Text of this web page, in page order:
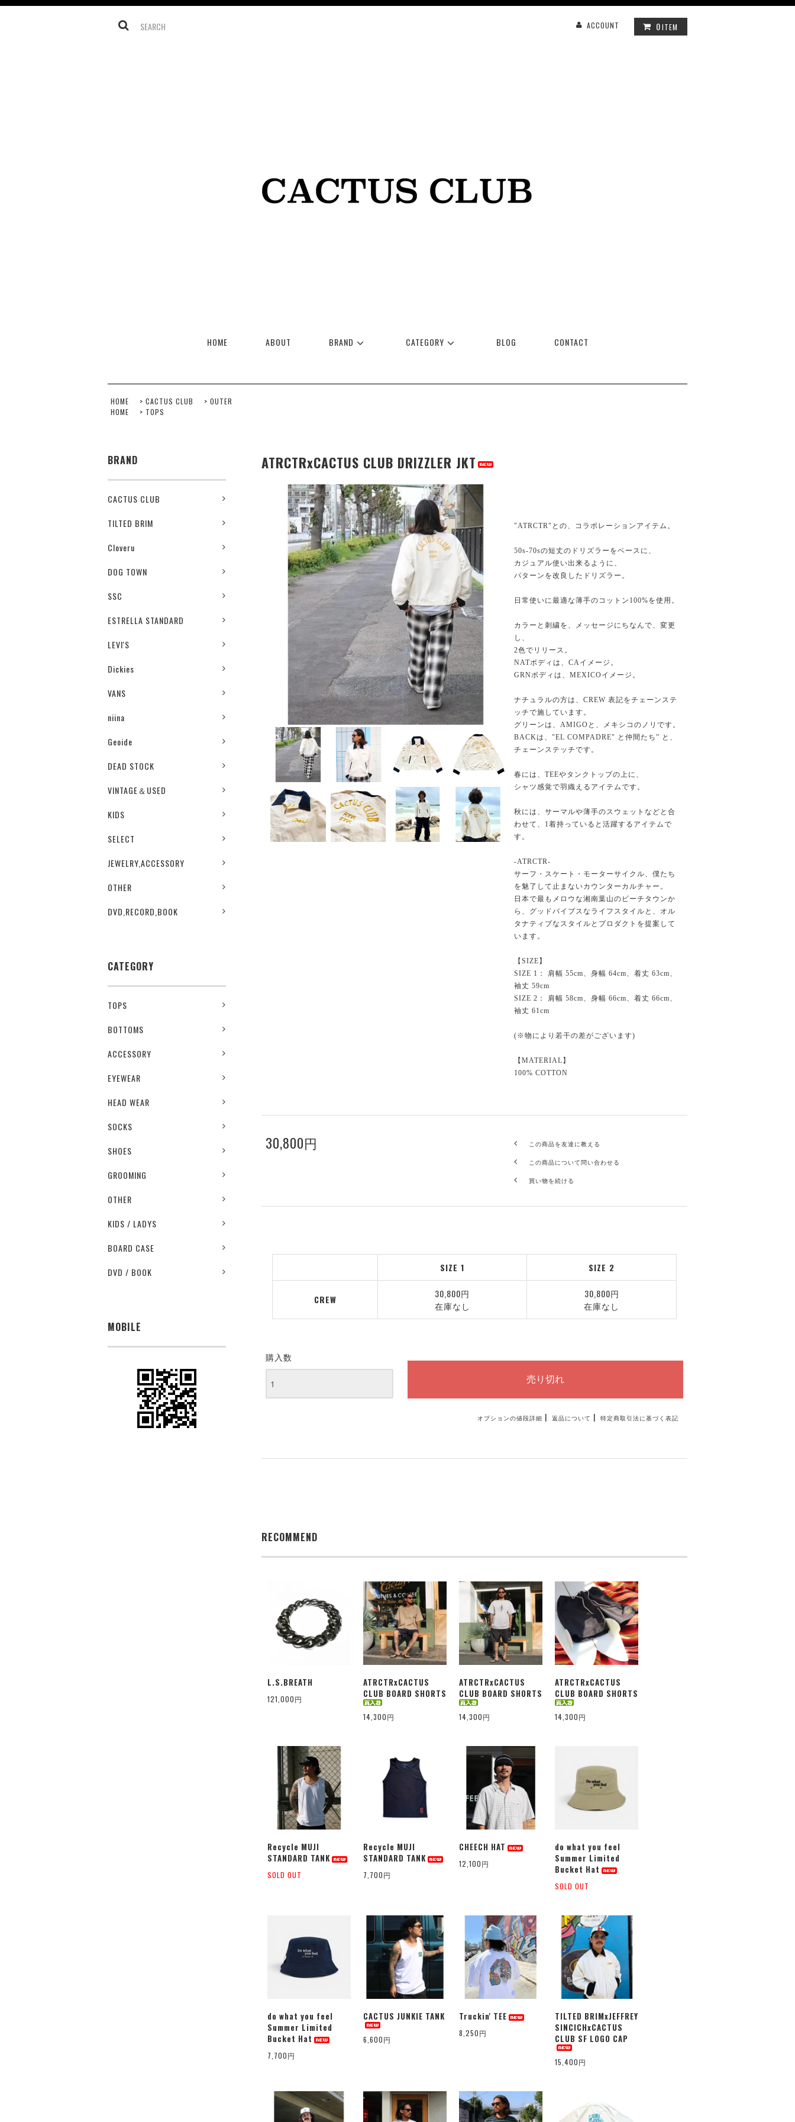
ACCOUNT 0ITEM
HOME ABOUT BRAND CATEGORY BLOG CONTACT
HOME > CACTUS CLUB > OUTER
HOME
> TOPS
BRAND
CACTUS CLUB
TILTED BRIM
Cloveru
DOG TOWN
SSC
ESTRELLA STANDARD
LEVI'S
Dickies
VANS
niina
Geoide
DEAD STOCK
VINTAGE＆USED
KIDS
SELECT
JEWELRY,ACCESSORY
OTHER
DVD,RECORD,BOOK
CATEGORY
TOPS
BOTTOMS
ACCESSORY
EYEWEAR
HEAD WEAR
SOCKS
SHOES
GROOMING
OTHER
KIDS / LADYS
BOARD CASE
DVD / BOOK
MOBILE
ATRCTRxCACTUS CLUB DRIZZLER JKT
"ATRCTR"との、コラボレーションアイテム。
50s-70sの短丈のドリズラーをベースに、
カジュアル使い出来るように、
パターンを改良したドリズラー。
日常使いに最適な薄手のコットン100%を使用。
カラーと刺繍を、メッセージにちなんで、変更
し、
2色でリリース。
NATボディは、CAイメージ。
GRNボディは、MEXICOイメージ。
ナチュラルの方は、CREW 表記をチェーンステ
ッチで施しています。
グリーンは、AMIGOと、メキシコのノリです。
BACKは、"EL COMPADRE" と仲間たち” と、
チェーンステッチです。
春には、TEEやタンクトップの上に、
シャツ感覚で羽織えるアイテムです。
秋には、サーマルや薄手のスウェットなどと合
わせて、1着持っていると活躍するアイテムで
す。
-ATRCTR-
サーフ・スケート・モーターサイクル、僕たち
を魅了して止まないカウンターカルチャー。
日本で最もメロウな湘南葉山のビーチタウンか
ら、グッドバイブスなライフスタイルと、オル
タナティブなスタイルとプロダクトを提案して
います。
【SIZE】
SIZE 1： 肩幅 55cm、身幅 64cm、着丈 63cm、
袖丈 59cm
SIZE 2： 肩幅 58cm、身幅 66cm、着丈 66cm、
袖丈 61cm
(※物により若干の差がございます)
【MATERIAL】
100% COTTON
30,800円 この商品を友達に教える
この商品について問い合わせる
買い物を続ける
SIZE 1 SIZE 2
CREW
30,800円
在庫なし
30,800円
在庫なし
購入数
オプションの値段詳細 | 返品について | 特定商取引法に基づく表記
RECOMMEND
L.S.BREATH
121,000円
ATRCTRxCACTUS
CLUB BOARD SHORTS
14,300円
ATRCTRxCACTUS
CLUB BOARD SHORTS
14,300円
ATRCTRxCACTUS
CLUB BOARD SHORTS
14,300円
Recycle MUJI
STANDARD TANK
SOLD OUT
Recycle MUJI
STANDARD TANK
7,700円
CHEECH HAT
12,100円
do what you feel
Summer Limited
Bucket Hat
SOLD OUT
do what you feel
Summer Limited
Bucket Hat
7,700円
CACTUS JUNKIE TANK
6,600円
Truckin' TEE
8,250円
TILTED BRIMxJEFFREY
SINCICHxCACTUS
CLUB SF LOGO CAP
15,400円